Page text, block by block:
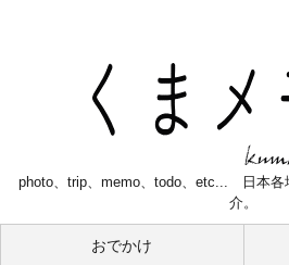
photo、trip、memo、todo、etc... 日本各
介。
おでかけ